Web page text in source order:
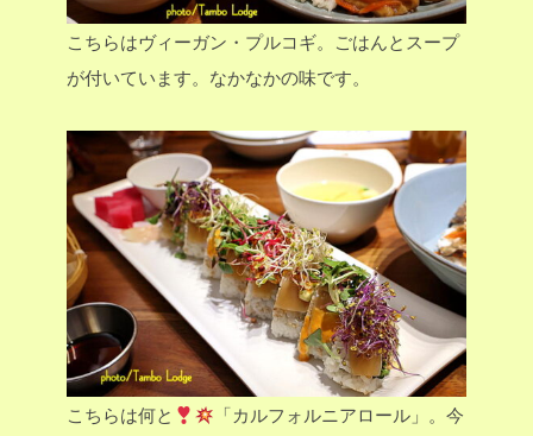
こちらはヴィーガン・プルコギ。ごはんとスープ
が付いています。なかなかの味です。
こちらは何と
「カルフォルニアロール」。今